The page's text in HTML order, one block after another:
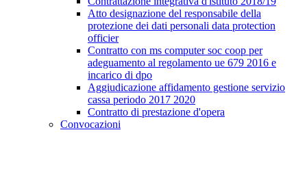
Atto designazione del responsabile della
protezione dei dati personali data protection
officier
Contratto con ms computer soc coop per
adeguamento al regolamento ue 679 2016 e
incarico di dpo
Aggiudicazione affidamento gestione servizio
cassa periodo 2017 2020
Contratto di prestazione d'opera
Convocazioni